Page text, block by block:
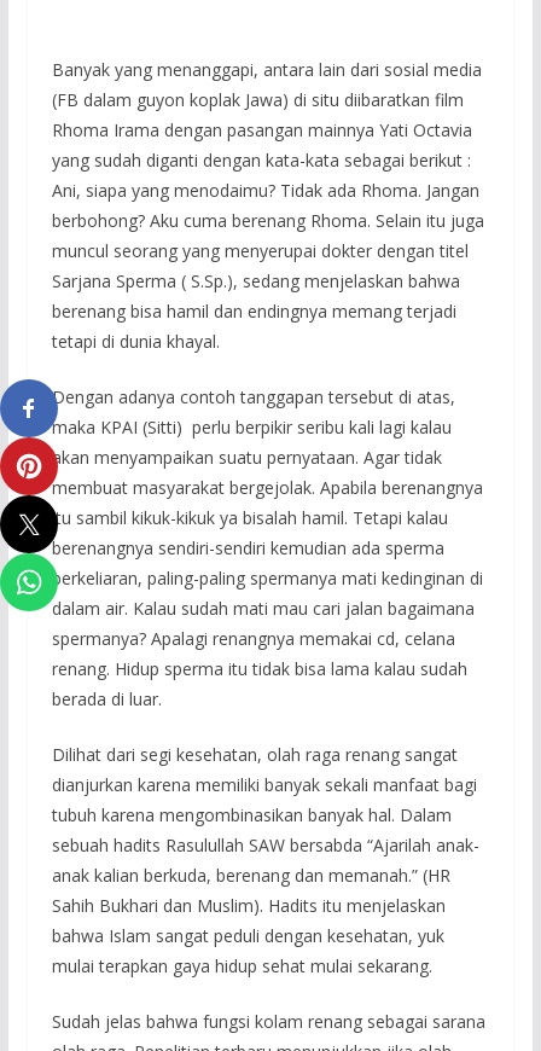
Banyak yang menanggapi, antara lain dari sosial media
(FB dalam guyon koplak Jawa) di situ diibaratkan film
Rhoma Irama dengan pasangan mainnya Yati Octavia
yang sudah diganti dengan kata-kata sebagai berikut :
Ani, siapa yang menodaimu? Tidak ada Rhoma. Jangan
berbohong? Aku cuma berenang Rhoma. Selain itu juga
muncul seorang yang menyerupai dokter dengan titel
Sarjana Sperma ( S.Sp.), sedang menjelaskan bahwa
berenang bisa hamil dan endingnya memang terjadi
tetapi di dunia khayal.
Dengan adanya contoh tanggapan tersebut di atas,
maka KPAI (Sitti) perlu berpikir seribu kali lagi kalau
akan menyampaikan suatu pernyataan. Agar tidak
membuat masyarakat bergejolak. Apabila berenangnya
itu sambil kikuk-kikuk ya bisalah hamil. Tetapi kalau
berenangnya sendiri-sendiri kemudian ada sperma
berkeliaran, paling-paling spermanya mati kedinginan di
dalam air. Kalau sudah mati mau cari jalan bagaimana
spermanya? Apalagi renangnya memakai cd, celana
renang. Hidup sperma itu tidak bisa lama kalau sudah
berada di luar.
Dilihat dari segi kesehatan, olah raga renang sangat
dianjurkan karena memiliki banyak sekali manfaat bagi
tubuh karena mengombinasikan banyak hal. Dalam
sebuah hadits Rasulullah SAW bersabda “Ajarilah anak-
anak kalian berkuda, berenang dan memanah.” (HR
Sahih Bukhari dan Muslim). Hadits itu menjelaskan
bahwa Islam sangat peduli dengan kesehatan, yuk
mulai terapkan gaya hidup sehat mulai sekarang.
Sudah jelas bahwa fungsi kolam renang sebagai sarana